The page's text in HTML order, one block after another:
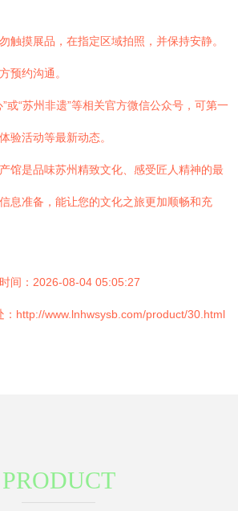
触摸展品，在指定区域拍照，并保持安静。
预约沟通。
或“苏州非遗”等相关官方微信公众号，可第一
验活动等最新动态。
馆是品味苏州精致文化、感受匠人精神的最
息准备，能让您的文化之旅更加顺畅和充
间：2026-08-04 05:05:27
：http://www.lnhwsysb.com/product/30.html
PRODUCT